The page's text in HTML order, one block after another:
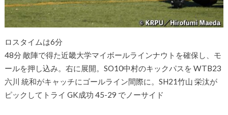
ロスタイムは6分
48分 敵陣で得た近畿大学マイボールラインナウトを確保し、モ
ールを押し込み。右に展開。SO10中村のキックパスを WTB23
六川 統和がキャッチにゴールライン間際に。SH21竹山 栄汰が
ピックしてトライ GK成功 45-29 でノーサイド